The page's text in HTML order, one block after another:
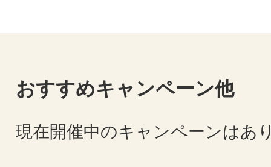
エンジニアフレンドリーシティ福
文化芸術施策の充実
スタートアップ支援（ソーシャル）
おすすめキャンペーン他
現在開催中のキャンペーンはあ